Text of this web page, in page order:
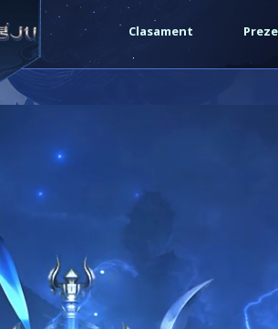
longju.com/httpdocs/include/
Clasament